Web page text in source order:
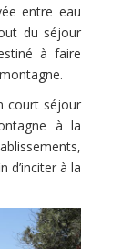
entre eau
du séjour
à faire
court séjour
à la
d’inciter à la